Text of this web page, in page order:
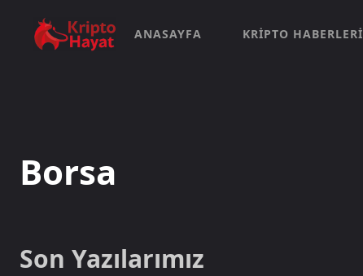
ANASAYFA KRIPTO HABERLERI
Borsa
Son Yazılarımız